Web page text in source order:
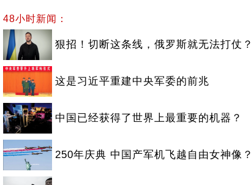
48小时新闻：
狠招！切断这条线，俄罗斯就无法打仗？
这是习近平重建中央军委的前兆
中国已经获得了世界上最重要的机器？
250年庆典 中国产军机飞越自由女神像？